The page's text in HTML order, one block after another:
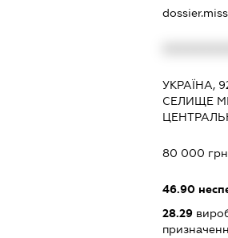
УКРАЇНА,
СЕЛИЩЕ
80 000
46.90
28.29